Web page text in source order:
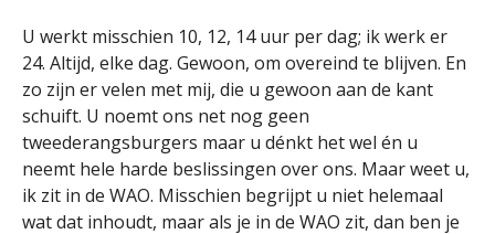
U werkt misschien 10, 12, 14 uur per dag; ik werk er
24. Altijd, elke dag. Gewoon, om overeind te blijven. En
zo zijn er velen met mij, die u gewoon aan de kant
schuift. U noemt ons net nog geen
tweederangsburgers maar u dénkt het wel én u
neemt hele harde beslissingen over ons. Maar weet u,
ik zit in de WAO. Misschien begrijpt u niet helemaal
wat dat inhoudt, maar als je in de WAO zit, dan ben je